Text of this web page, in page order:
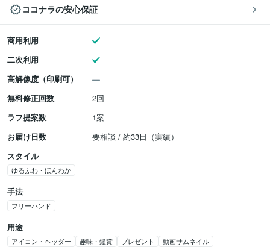
ココナラの安心保証
商用利用
二次利用
高解像度（印刷可）
無料修正回数
2回
ラフ提案数
1案
お届け日数
要相談 / 約33日（実績）
スタイル
ゆるふわ・ほんわか
手法
フリーハンド
用途
アイコン・ヘッダー 趣味・鑑賞 プレゼント
動画サムネイル